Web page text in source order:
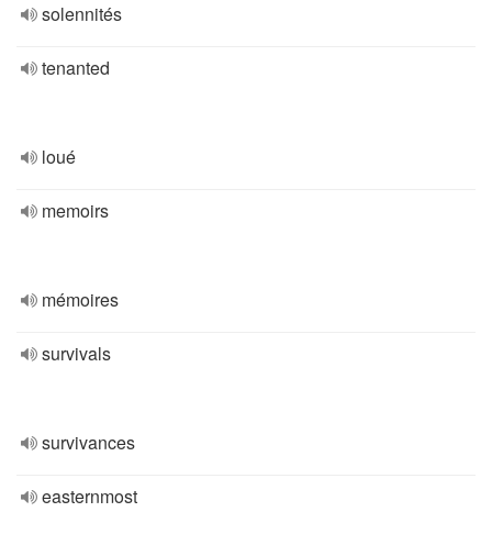
solennités
tenanted
loué
memoirs
mémoires
survivals
survivances
easternmost